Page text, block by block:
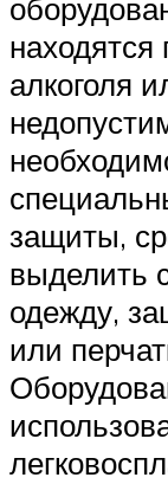
находятся
алкоголя
защиты,
выделить
одежду,
или